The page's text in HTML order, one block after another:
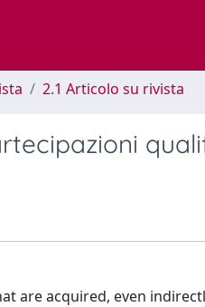
2.1 Articolo su rivista
are acquired, even